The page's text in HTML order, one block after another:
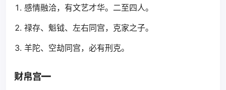
感情融洽，有文艺才华。二至四人。
禄存、魁钺、左右同宫，克家之子。
羊陀、空劫同宫，必有刑克。
财帛宫━